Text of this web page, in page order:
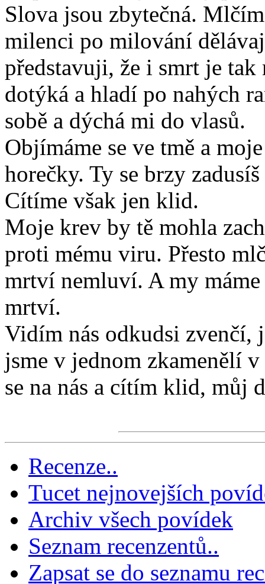
Slova jsou zbytečná.
milenci po milování
představuji, že i smrt je tak
dotýká a hladí po nahých
sobě a dýchá mi do vlasů.
Objímáme se ve tmě a
horečky. Ty se brzy
Cítíme však jen klid.
Moje krev by tě mohla
proti mému viru. Přesto
mrtví nemluví. A my máme
mrtví.
Vidím nás odkudsi zvenčí,
jsme v jednom zkamenělí
se na nás a cítím klid, můj
Recenze..
Tucet nejnovejších
Archiv všech povídek
Seznam recenzentů..
Zapsat se do seznamu